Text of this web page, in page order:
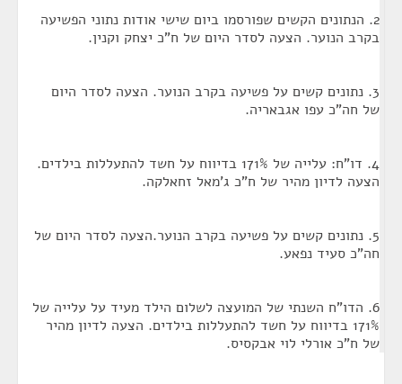
2. הנתונים הקשים שפורסמו ביום שישי אודות נתוני הפשיעה
בקרב הנוער. הצעה לסדר היום של ח"כ יצחק וקנין.
3. נתונים קשים על פשיעה בקרב הנוער. הצעה לסדר היום
של חה"כ עפו אגבאריה.
4. דו"ח: עלייה של 171% בדיווח על חשד להתעללות בילדים.
הצעה לדיון מהיר של ח"כ ג'מאל זחאלקה.
5. נתונים קשים על פשיעה בקרב הנוער.הצעה לסדר היום של
חה"כ סעיד נפאע.
6. הדו"ח השנתי של המועצה לשלום הילד מעיד על עלייה של
171% בדיווח על חשד להתעללות בילדים. הצעה לדיון מהיר
של ח"כ אורלי לוי אבקסיס.